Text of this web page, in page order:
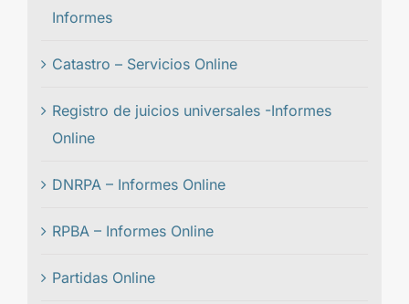
Informes
Catastro – Servicios Online
Registro de juicios universales -Informes
Online
DNRPA – Informes Online
RPBA – Informes Online
Partidas Online